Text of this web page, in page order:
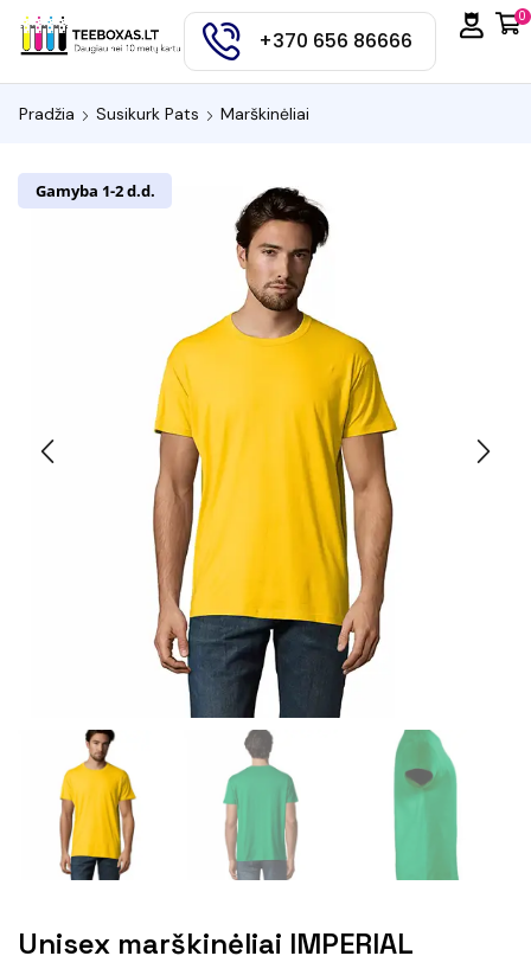
+370 656 86666
0
Pradžia Susikurk Pats Marškinėliai
Gamyba 1-2 d.d.
Unisex marškinėliai IMPERIAL